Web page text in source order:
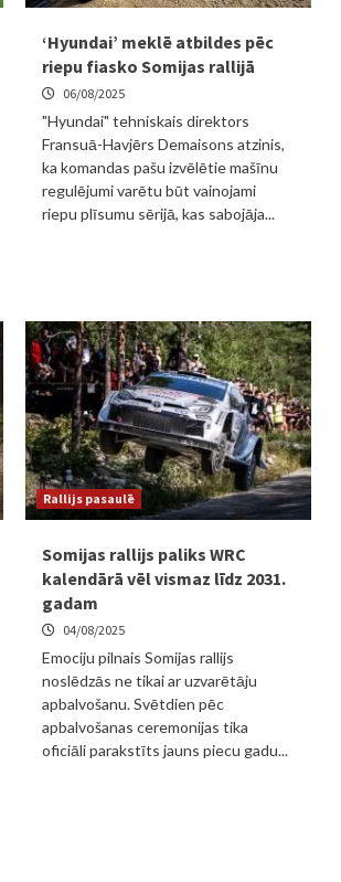
‘Hyundai’ meklē atbildes pēc
riepu fiasko Somijas rallijā
06/08/2025
"Hyundai" tehniskais direktors
Fransuā-Havjērs Demaisons atzinis,
ka komandas pašu izvēlētie mašīnu
regulējumi varētu būt vainojami
riepu plīsumu sērijā, kas sabojāja...
Rallijs pasaulē
Somijas rallijs paliks WRC
kalendārā vēl vismaz līdz 2031.
gadam
04/08/2025
Emociju pilnais Somijas rallijs
noslēdzās ne tikai ar uzvarētāju
apbalvošanu. Svētdien pēc
apbalvošanas ceremonijas tika
oficiāli parakstīts jauns piecu gadu...